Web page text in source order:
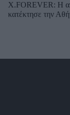
X.FOREVER: Η
κατέκτησε την